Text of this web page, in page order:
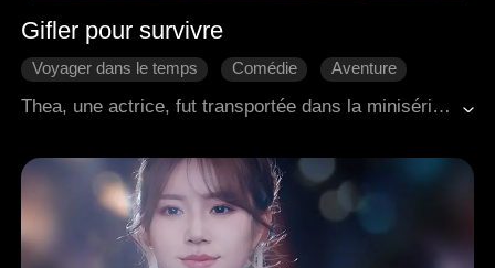
Gifler pour survivre
Voyager dans le temps Comédie
Aventure
Romance moderne
Thea, une actrice, fut transportée dans la minisérie tragique qu'elle avait autrefois interprétée, pour se retrouver à son sombre dénouement, son personnage mort. Alors que d'autres se faisaient choyer dans leurs nouveaux mondes, Thea fut tuée de 99 façons différentes. Furieuse, elle prit les choses en main. La machiavélique fausse héritière reçut une gifle, sa mère biologique ignorante une autre, et l'acteur principal minable une volée furieuse. Mais alors, un bel inconnu doux apparut de nulle part. Thea décida qu'elle l'aurait aussi. Précipitée dans ce monde absurdement dramatique, elle résolut de s'emparer de son beau compagnon et de renverser quiconque se dresserait sur son chemin.